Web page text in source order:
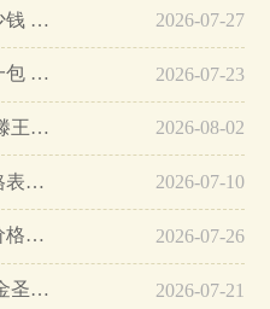
2025金圣滕王阁金叶天香多少钱 金圣滕王阁金叶天香价格… 2026-07-27
2025金圣滕王阁长天多少钱一包 金圣滕王阁长天蓝色香烟多少钱… 2026-07-23
金圣滕王阁香烟有几种 金圣滕王阁香烟价格表图2025… 2026-08-02
金圣滕王阁长天一色香烟价格表和图片2025… 2026-07-10
金圣滕王阁长天多少钱一包价格表图一览… 2026-07-26
金圣滕王阁长天多少钱一包 金圣滕王阁长天价格查询… 2026-07-21